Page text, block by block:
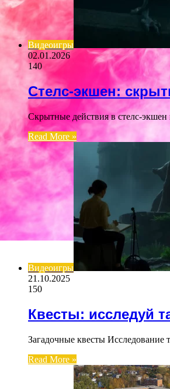
Видеоигры
02.01.2026
140
Стелс-экшен:
Скрытные действия в стелс-
Read More »
Видеоигры
21.10.2025
150
Квесты: исследуй
Загадочные квесты
Read More »